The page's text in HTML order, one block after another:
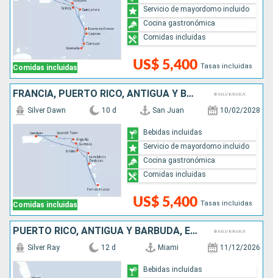
Comidas incluidas US$ 5,400 Tasas incluidas
Servicio de mayordomo incluido
Cocina gastronómica
Comidas incluidas
FRANCIA, PUERTO RICO, ANTIGUA Y BARBUDA,
Comidas incluidas
Silver Dawn 10 d San Juan 10/02/2028
US$ 5,400 Tasas incluidas
Bebidas incluidas
Servicio de mayordomo incluido
Cocina gastronómica
Comidas incluidas
PUERTO RICO, ANTIGUA Y BARBUDA, ESTADOS UNIDOS, FRANCIA,
Silver Ray 12 d Miami 11/12/2026
Bebidas incluidas